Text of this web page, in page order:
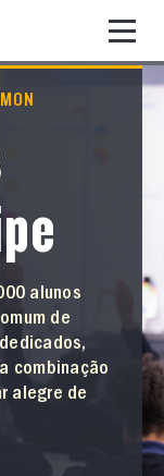
alunos
de
combinação
alegre de